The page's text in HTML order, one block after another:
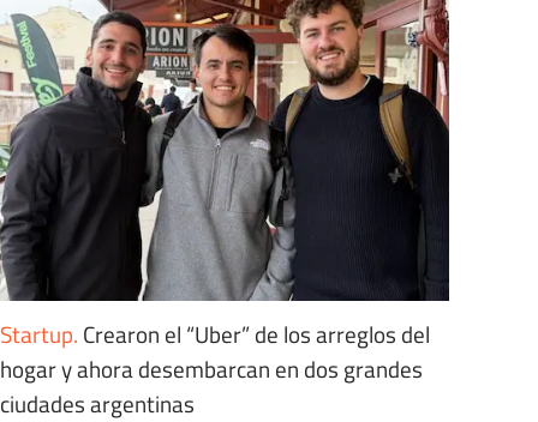
Startup. Crearon el “Uber” de los arreglos del
hogar y ahora desembarcan en dos grandes
ciudades argentinas